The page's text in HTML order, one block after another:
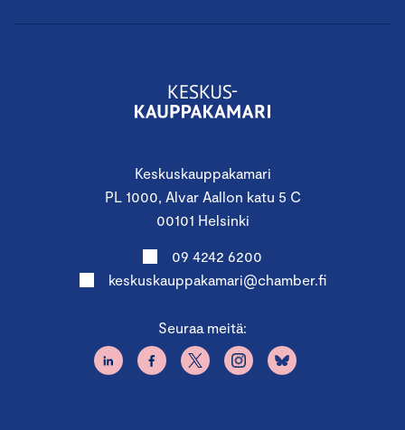
Keskuskauppakamari
PL 1000, Alvar Aallon katu 5 C
00101 Helsinki
09 4242 6200
keskuskauppakamari@chamber.fi
Seuraa meitä: